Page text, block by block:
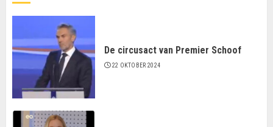
De circusact van Premier Schoof
22 OKTOBER 2024